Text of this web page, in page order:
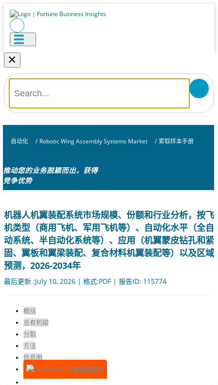
×
自动化 / Robotic Wing Assembly Systems Market / 索取样本手册
推动您的业务脱颖而出，获得
竞争优势
机器人机翼装配系统市场规模、份额和行业分析，按飞
机类型（商用飞机、军用飞机等）、自动化水平（全自
动系统、半自动化系统等）、应用（机翼蒙皮钻孔和紧
固、翼板和翼梁装配、复合材料机翼装配等）以及区域
预测，2026-2034年
最后更新 :July 10, 2026 | 格式:PDF | 报告ID: 115774
概括
总有机碳
分割
方法
信息图
下载免费样本